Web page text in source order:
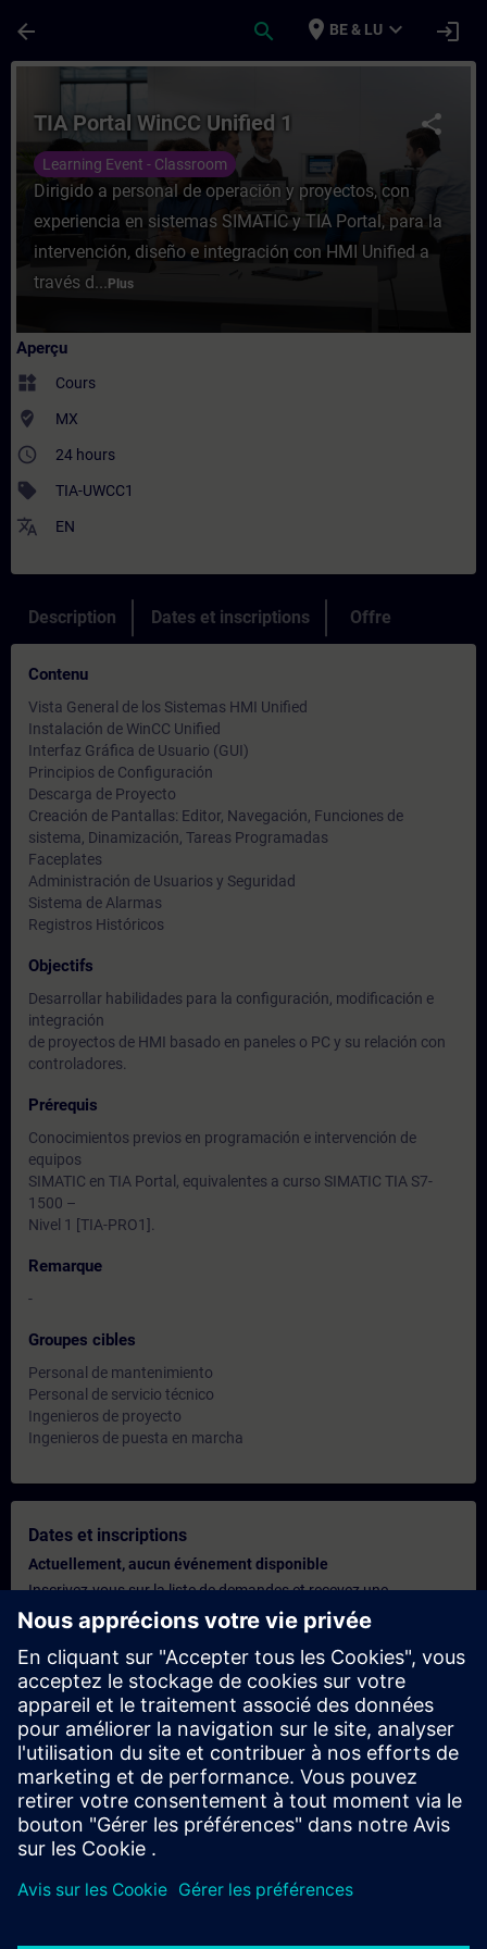
arrow_back search place BE & LU expand_more login
Cours - TIA Portal WinCC Unified 1 -
share
TIA Portal WinCC Unified 1
Learning Event - Classroom
Dirigido a personal de operación y proyectos, con
experiencia en sistemas SIMATIC y TIA Portal, para la
intervención, diseño e integración con HMI Unified a
través d... Plus
Aperçu
widgets Cours
where_to_vote MX
access_time 24 hours
sell TIA-UWCC1
translate EN
Description Dates et inscriptions Offre
Contenu
Vista General de los Sistemas HMI Unified
Instalación de WinCC Unified
Interfaz Gráfica de Usuario (GUI)
Principios de Configuración
Descarga de Proyecto
Creación de Pantallas: Editor, Navegación, Funciones de
sistema, Dinamización, Tareas Programadas
Faceplates
Administración de Usuarios y Seguridad
Sistema de Alarmas
Registros Históricos
Objectifs
Desarrollar habilidades para la configuración, modificación e
integración
de proyectos de HMI basado en paneles o PC y su relación con
controladores.
Prérequis
Conocimientos previos en programación e intervención de
equipos
SIMATIC en TIA Portal, equivalentes a curso SIMATIC TIA S7-
1500 –
Nivel 1 [TIA-PRO1].
Remarque
-
Groupes cibles
Personal de mantenimiento
Personal de servicio técnico
Ingenieros de proyecto
Ingenieros de puesta en marcha
Dates et inscriptions
Actuellement, aucun événement disponible
Inscrivez-vous sur la liste de demandes et recevez une
notification dès que de nouvelles dates sont disponibles.
Activer le service de notification
Offre personnalisée
Vous avez besoin d'une offre personnalisée ? Après avoir fourni
vos données personnelles, nous vous enverrons immédiatement
une offre personnalisée à votre adresse électronique.
Envoyez une offre personnelle